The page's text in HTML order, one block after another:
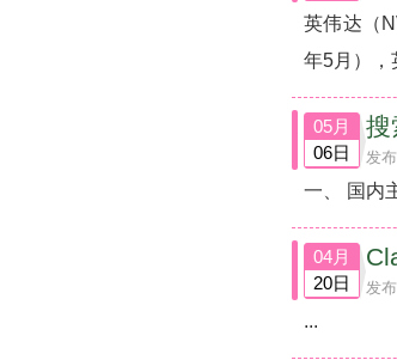
英伟达（
年5月），
05月
06日
搜
发
一、 国内
04月
20日
发
...